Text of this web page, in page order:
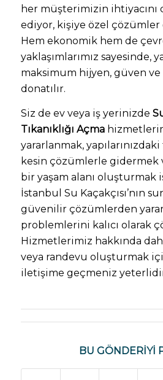
her müşterimizin ihtiyacını
ediyor, kişiye özel
Hem ekonomik hem de
yaklaşımlarımız sayesinde,
maksimum hijyen, güven
donatılır.
Siz de ev veya iş yerinizde
Tıkanıklığı Açma
yararlanmak, yapılarınızdaki
kesin çözümlerle gidermek
bir yaşam alanı oluşturmak
İstanbul Su Kaçakçısı’nın
güvenilir çözümlerden
problemlerini kalıcı olarak
Hizmetlerimiz hakkında
veya randevu oluşturmak
iletişime geçmeniz
BU GÖNDERIYI